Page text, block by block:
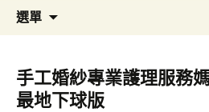
選單
容
區
手工婚紗專業護理服務
最地下球版